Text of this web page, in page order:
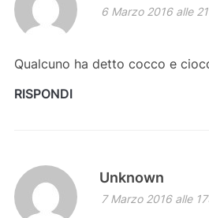
6 Marzo 2016 alle
Qualcuno ha detto cocco e
RISPONDI
Unknown
7 Marzo 2016 alle